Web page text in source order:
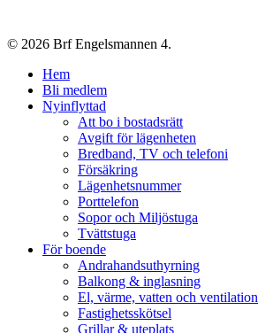
© 2026 Brf Engelsmannen 4.
Close
Menu
Hem
Bli medlem
Nyinflyttad
Att bo i bostadsrätt
Avgift för lägenheten
Bredband, TV och telefoni
Försäkring
Lägenhetsnummer
Porttelefon
Sopor och Miljöstuga
Tvättstuga
För boende
Andrahandsuthyrning
Balkong & inglasning
El, värme, vatten och ventilation
Fastighetsskötsel
Grillar & uteplats